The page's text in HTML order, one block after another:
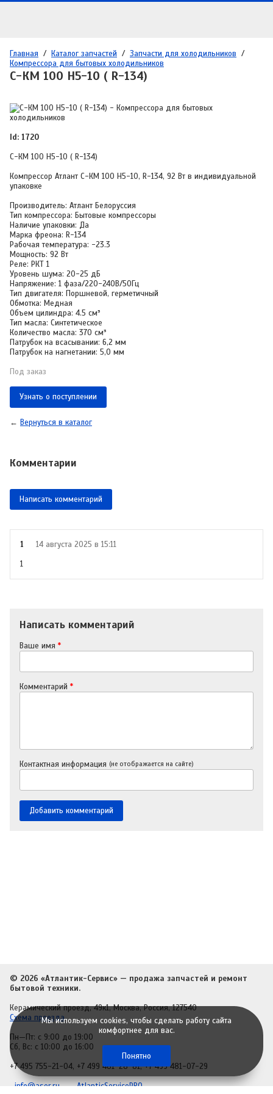
Главная / Каталог запчастей / Запчасти для холодильников /
Компрессора для бытовых холодильников
С-КМ 100 Н5-10 ( R-134)
Id: 1720
С-КМ 100 Н5-10 ( R-134)
Компрессор Атлант С-КМ 100 Н5-10, R-134, 92 Вт в индивидуальной
упаковке
Производитель: Атлант Белоруссия
Тип компрессора: Бытовые компрессоры
Наличие упаковки: Да
Марка фреона: R-134
Рабочая температура: -23.3
Мощность: 92 Вт
Реле: РКТ 1
Уровень шума: 20-25 дБ
Напряжение: 1 фаза/220-240B/50Гц
Тип двигателя: Поршневой, герметичный
Обмотка: Медная
Объем цилиндра: 4.5 см³
Тип масла: Синтетическое
Количество масла: 370 см³
Патрубок на всасывании: 6,2 мм
Патрубок на нагнетании: 5,0 мм
Под заказ
Узнать о поступлении
← Вернуться в каталог
Комментарии
Написать комментарий
1
14 августа 2025 в 15:11
1
Написать комментарий
Ваше имя *
Комментарий *
Контактная информация (не отображается на сайте)
© 2026 «Атлантик-Сервис» — продажа запчастей и ремонт
бытовой техники.
Керамический проезд, 49к1, Москва, Россия, 127540
Схема проезда
Пн—Пт: с 9:00 до 19:00
Сб, Вс: с 10:00 до 16:00
+7 495 755-21-04, +7 499 481-28-81,+7 499 481-07-29
info@aser.ru
AtlanticServicePRO
Мы используем cookies, чтобы сделать работу сайта
комфортнее для вас.
Понятно